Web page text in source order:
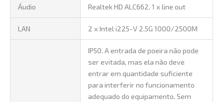
Áudio Realtek HD ALC662. 1 x line out
LAN 2 x Intel i225-V 2.5G 1000/2500M
IP50. A entrada de poeira não pode
ser evitada, mas ela não deve
entrar em quantidade suficiente
para interferir no funcionamento
adequado do equipamento. Sem